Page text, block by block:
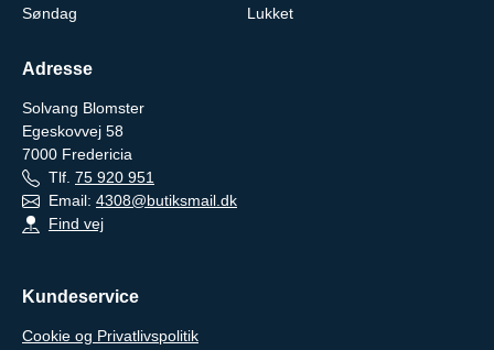
Søndag
Lukket
Adresse
Solvang Blomster
Egeskovvej 58
7000 Fredericia
Tlf. 75 920 951
Email: 4308@butiksmail.dk
Find vej
Kundeservice
Cookie og Privatlivspolitik